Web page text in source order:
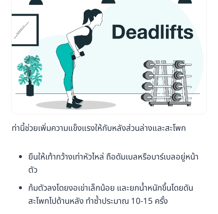
ท่านี้ช่วยเพิ่มความแข็งแรงให้กับหลังส่วนล่างและสะโพก
ยืนให้เท้ากว้างเท่าหัวไหล่ ถือดัมเบลหรือบาร์เบลอยู่หน้า
ตัว
ก้มตัวลงโดยงอเข่าเล็กน้อย และยกน้ำหนักขึ้นโดยดัน
สะโพกไปด้านหลัง ทำซ้ำประมาณ 10-15 ครั้ง